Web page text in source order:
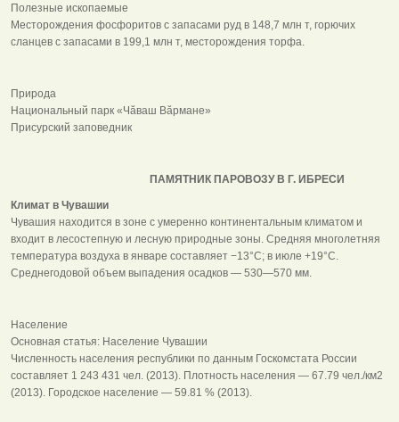
Полезные ископаемые
Месторождения фосфоритов с запасами руд в 148,7 млн т, горючих
сланцев с запасами в 199,1 млн т, месторождения торфа.
Природа
Национальный парк «Чӑваш Вӑрмане»
Присурский заповедник
ПАМЯТНИК ПАРОВОЗУ В Г. ИБРЕСИ
Климат в Чувашии
Чувашия находится в зоне с умеренно континентальным климатом и
входит в лесостепную и лесную природные зоны. Средняя многолетняя
температура воздуха в январе составляет −13°С; в июле +19°С.
Среднегодовой объем выпадения осадков — 530—570 мм.
Население
Основная статья: Население Чувашии
Численность населения республики по данным Госкомстата России
составляет 1 243 431 чел. (2013). Плотность населения — 67.79 чел./км2
(2013). Городское население — 59.81 % (2013).